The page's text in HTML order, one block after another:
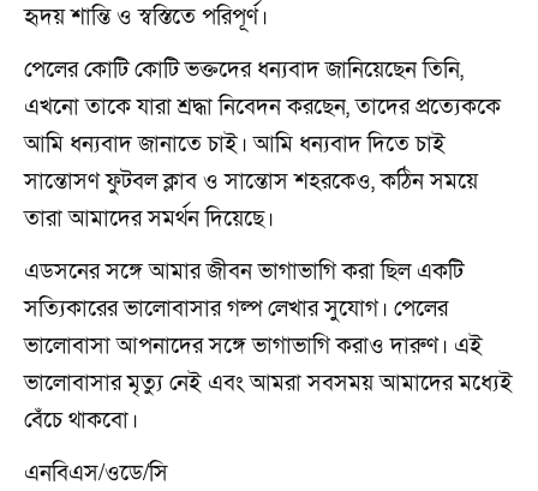
হৃদয় শান্তি ও স্বস্তিতে পরিপূর্ণ।
পেলের কোটি কোটি ভক্তদের ধন্যবাদ জানিয়েছেন তিনি,
এখনো তাকে যারা শ্রদ্ধা নিবেদন করছেন, তাদের প্রত্যেককে
আমি ধন্যবাদ জানাতে চাই। আমি ধন্যবাদ দিতে চাই
সান্তোসণ ফুটবল ক্লাব ও সান্তোস শহরকেও, কঠিন সময়ে
তারা আমাদের সমর্থন দিয়েছে।
এডসনের সঙ্গে আমার জীবন ভাগাভাগি করা ছিল একটি
সত্যিকারের ভালোবাসার গল্প লেখার সুযোগ। পেলের
ভালোবাসা আপনাদের সঙ্গে ভাগাভাগি করাও দারুণ। এই
ভালোবাসার মৃত্যু নেই এবং আমরা সবসময় আমাদের মধ্যেই
বেঁচে থাকবো।
এনবিএস/ওডে/সি